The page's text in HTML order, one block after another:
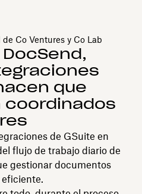
Co Ventures y Co Lab
que
de GSuite en
flujo de trabajo diario de
gestionar documentos